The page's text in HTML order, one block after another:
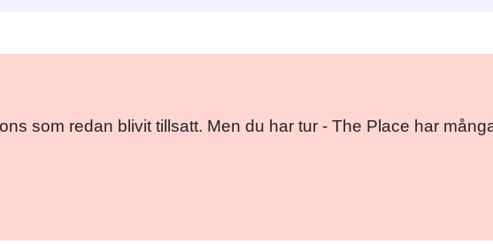
som redan blivit tillsatt. Men du har tur - The Place har